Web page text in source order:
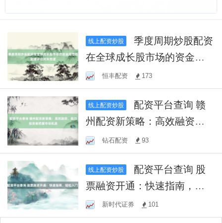
线上配资炒股
季度周期炒股配资
在全球成长股市场的资金属
性匹配度评估对失效逻
恒丰配资 173
线上配资炒股
州配资新策略：高效融资，
助力投资者把握市场机遇
钻石配资 93
线上配资炒股
票融资开通：快速指南，轻
松入门！
新时代证券 101